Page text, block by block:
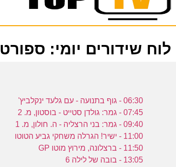
לוח שידורים יומי: ספורט 5 - 07-06-2022
06:30 - גוף בתנועה - עם גלעד ינקלביץ'
07:45 - גמר: גולדן סטייט - בוסטון, מ. 2
09:40 - גמר: בני הרצליה - ה. חולון, מ. 1
11:00 - ישיר! הגרלה משחקי גביע הטוטו
11:50 - ברצלונה, מירוץ מוטו GP
13:05 - בובה של לילה 6